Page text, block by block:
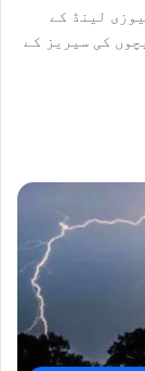
لینڈ کے
کی سیریز کے